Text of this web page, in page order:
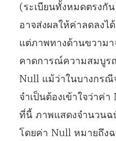
(ระเบียนทั้งหมดตรงกั
อาจส่งผลให้ค่าลดลง
แต่ภาพทางด้านขวาม
คาดการณ์ความสมบูร
Null แม้ว่าในบางกรณี
จำเป็นต้องเข้าใจว่าค่
ที่นี้ ภาพแสดงจำนวน
โดยค่า Null หมายถึง